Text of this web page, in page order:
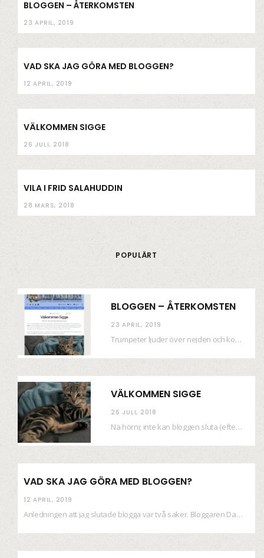
BLOGGEN – ÅTERKOMSTEN
23 APRIL, 2019
VAD SKA JAG GÖRA MED BLOGGEN?
12 APRIL, 2019
VÄLKOMMEN SIGGE
26 JULI, 2018
VILA I FRID SALAHUDDIN
28 MARS, 2018
POPULÄRT
BLOGGEN – ÅTERKOMSTEN
23 APRIL, 2019
Trumpeter ljuder över nejden och konfetti regnar längsmed husfasaderna – FREDEN ÄR HÄR! Eller ahem.…
VÄLKOMMEN SIGGE
26 JULI, 2018
Nä hörni; inte kan bloggen sluta (eftersom jag så sällan uppdaterar skiten) i sånt supermoll.…
VAD SKA JAG GÖRA MED BLOGGEN?
12 APRIL, 2019
Anledningen att jag slutade blogga var två saker. Bloggaren Daniel skrev ut checkar som personen…